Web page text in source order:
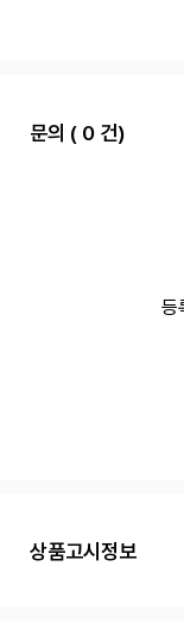
문의 ( 0 건)
등
상품고시정보